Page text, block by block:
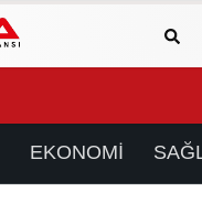
EKONOMİ